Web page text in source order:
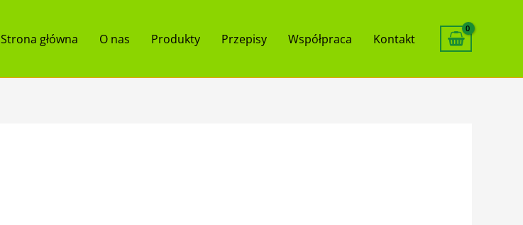
Strona główna O nas Produkty Przepisy Współpraca Kontakt